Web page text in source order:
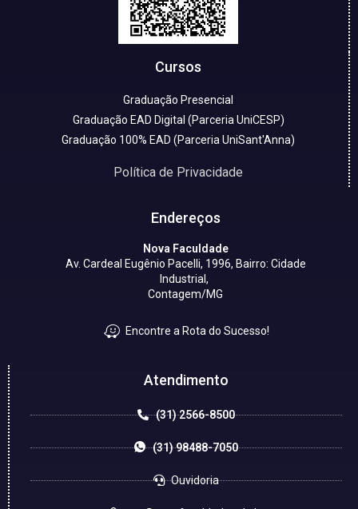
Cursos
Graduação Presencial
Graduação EAD Digital (Parceria UniCESP)
Graduação 100% EAD (Parceria UniSant'Anna)
Política de Privacidade
Endereços
Nova Faculdade
Av. Cardeal Eugênio Pacelli, 1996, Bairro: Cidade
Industrial,
Contagem/MG
Encontre a Rota do Sucesso!
Atendimento
(31) 2566-8500
(31) 98488-7050
Ouvidoria